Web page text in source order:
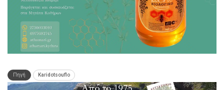
Πηγή Karidotsouflo